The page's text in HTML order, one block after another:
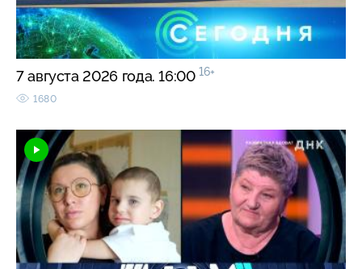
7 августа 2026 года. 16:00 16+
1680